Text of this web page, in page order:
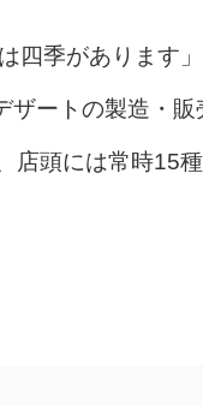
四季があります」
ザートの製造・
店頭には常時15